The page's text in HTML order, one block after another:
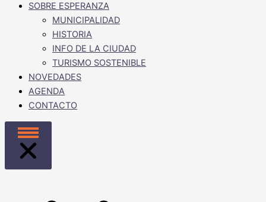
SOBRE ESPERANZA
MUNICIPALIDAD
HISTORIA
INFO DE LA CIUDAD
TURISMO SOSTENIBLE
NOVEDADES
AGENDA
CONTACTO